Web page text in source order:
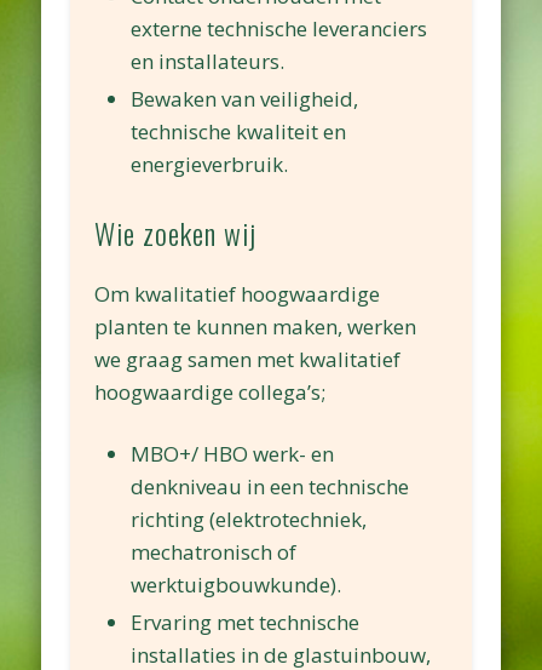
externe technische leveranciers
en installateurs.
Bewaken van veiligheid,
technische kwaliteit en
energieverbruik.
Wie zoeken wij
Om kwalitatief hoogwaardige
planten te kunnen maken, werken
we graag samen met kwalitatief
hoogwaardige collega’s;
MBO+/ HBO werk- en
denkniveau in een technische
richting (elektrotechniek,
mechatronisch of
werktuigbouwkunde).
Ervaring met technische
installaties in de glastuinbouw,